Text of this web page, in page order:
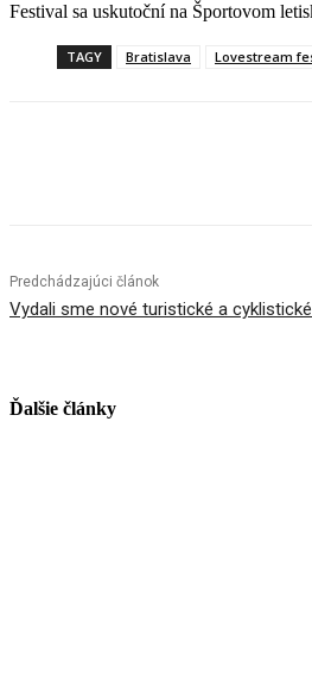
Festival sa uskutoční na Športovom
TAGY Bratislava Lovestream
Predchádzajúci článok
Vydali sme nové turistické a
Ďalšie články